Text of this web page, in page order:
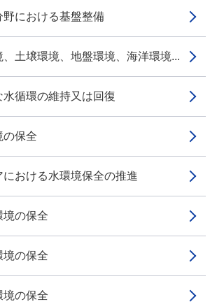
における基盤整備
土壌環境、地盤環境、海洋環境...
循環の維持又は回復
保全
おける水環境保全の推進
の保全
の保全
の保全